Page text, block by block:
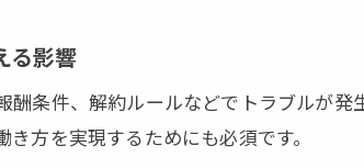
手取り最大化を目指す経費管理の秘訣
軽貨物契約の経費管理で手取り
燃料費や保険料を抑える軽貨物の
る影響
条件、解約ルールなどでトラブルが
方を実現するためにも必須です。